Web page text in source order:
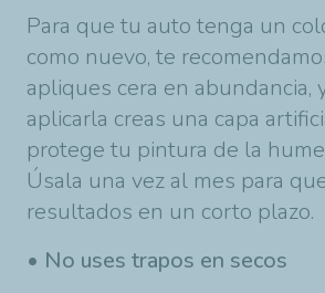
Para que tu auto tenga un
como nuevo, te
apliques cera en abundancia,
aplicarla creas una capa
protege tu pintura de la
Úsala una vez al mes para
resultados en un corto plazo.
• No uses trapos en secos